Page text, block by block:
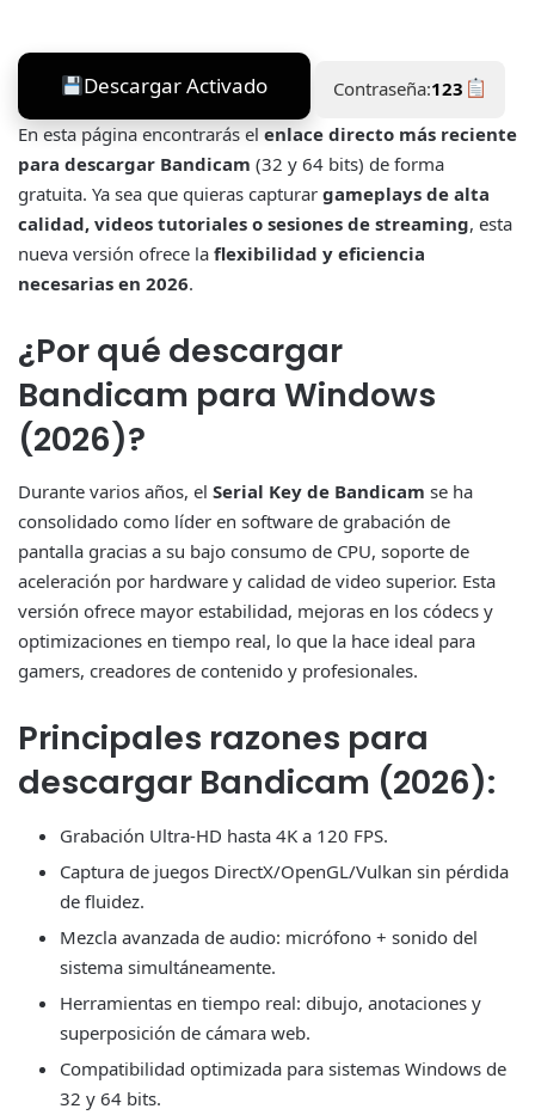
Descargar Activado Contraseña:123
En esta página encontrarás el enlace directo más reciente
para descargar Bandicam (32 y 64 bits) de forma
gratuita. Ya sea que quieras capturar gameplays de alta
calidad, videos tutoriales o sesiones de streaming, esta
nueva versión ofrece la flexibilidad y eficiencia
necesarias en 2026.
¿Por qué descargar
Bandicam para Windows
(2026)?
Durante varios años, el Serial Key de Bandicam se ha
consolidado como líder en software de grabación de
pantalla gracias a su bajo consumo de CPU, soporte de
aceleración por hardware y calidad de video superior. Esta
versión ofrece mayor estabilidad, mejoras en los códecs y
optimizaciones en tiempo real, lo que la hace ideal para
gamers, creadores de contenido y profesionales.
Principales razones para
descargar Bandicam (2026):
Grabación Ultra-HD hasta 4K a 120 FPS.
Captura de juegos DirectX/OpenGL/Vulkan sin pérdida
de fluidez.
Mezcla avanzada de audio: micrófono + sonido del
sistema simultáneamente.
Herramientas en tiempo real: dibujo, anotaciones y
superposición de cámara web.
Compatibilidad optimizada para sistemas Windows de
32 y 64 bits.